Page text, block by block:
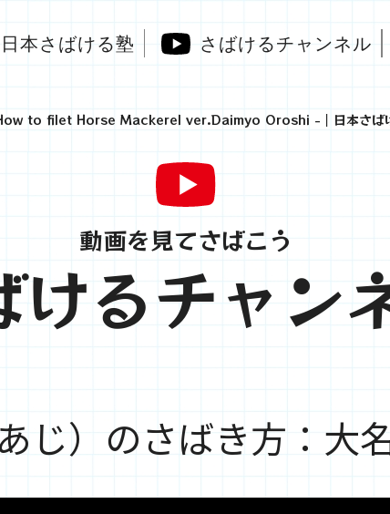
日本さばける塾 さばけるチャンネル
How to filet Horse Mackerel ver.Daimyo Oroshi -｜日本さば
動画を見てさばこう
けるチャン
あじ）のさばき方：大